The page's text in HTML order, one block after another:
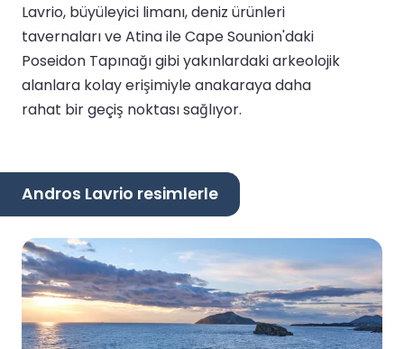
Lavrio, büyüleyici limanı, deniz ürünleri
tavernaları ve Atina ile Cape Sounion'daki
Poseidon Tapınağı gibi yakınlardaki arkeolojik
alanlara kolay erişimiyle anakaraya daha
rahat bir geçiş noktası sağlıyor.
Andros Lavrio resimlerle